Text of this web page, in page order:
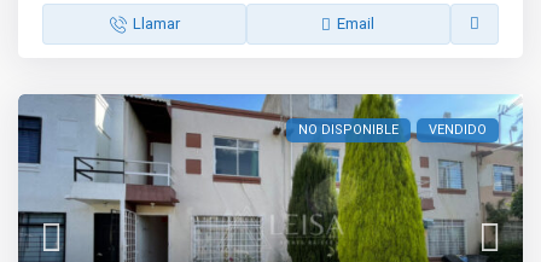
Llamar Email
NO DISPONIBLE VENDIDO